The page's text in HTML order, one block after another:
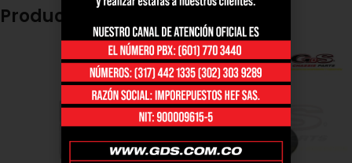
Productos relacionados